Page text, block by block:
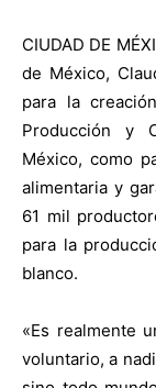
CIUDAD DE
de México,
para la
Producción y
México, como
alimentaria y
61 mil
para la
blanco.
«Es realmente
voluntario, a